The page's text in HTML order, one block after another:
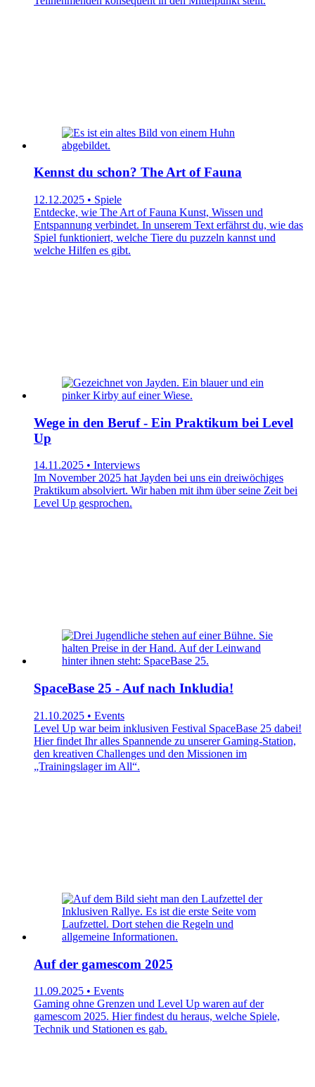
Kennst du schon? The Art of Fauna
12.12.2025 • Spiele
Entdecke, wie The Art of Fauna Kunst, Wissen und
Entspannung verbindet. In unserem Text erfährst du, wie das
Spiel funktioniert, welche Tiere du puzzeln kannst und
welche Hilfen es gibt.
Wege in den Beruf - Ein Praktikum bei Level
Up
14.11.2025 • Interviews
Im November 2025 hat Jayden bei uns ein dreiwöchiges
Praktikum absolviert. Wir haben mit ihm über seine Zeit bei
Level Up gesprochen.
SpaceBase 25 - Auf nach Inkludia!
21.10.2025 • Events
Level Up war beim inklusiven Festival SpaceBase 25 dabei!
Hier findet Ihr alles Spannende zu unserer Gaming-Station,
den kreativen Challenges und den Missionen im
„Trainingslager im All“.
Auf der gamescom 2025
11.09.2025 • Events
Gaming ohne Grenzen und Level Up waren auf der
gamescom 2025. Hier findest du heraus, welche Spiele,
Technik und Stationen es gab.